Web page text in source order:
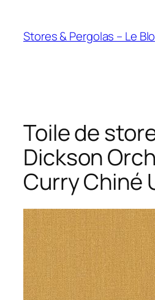
contenu
Stores & Pergolas – Le
Toile de
Dickson
Curry Chiné